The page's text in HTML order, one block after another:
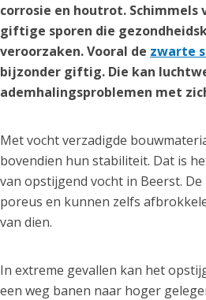
corrosie en houtrot. Schimmels
giftige sporen die
veroorzaken. Vooral de zwarte
bijzonder giftig. Die kan
ademhalingsproblemen met
Met vocht verzadigde
bovendien hun stabiliteit. Dat is
van opstijgend vocht in Beerst.
poreus en kunnen zelfs
van dien.
In extreme gevallen kan het
een weg banen naar hoger